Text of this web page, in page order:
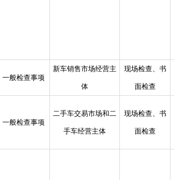
一般检查事项
新车销售市场经营主
体
现场检查、书
面检查
一般检查事项
二手车交易市场和二
手车经营主体
现场检查、书
面检查